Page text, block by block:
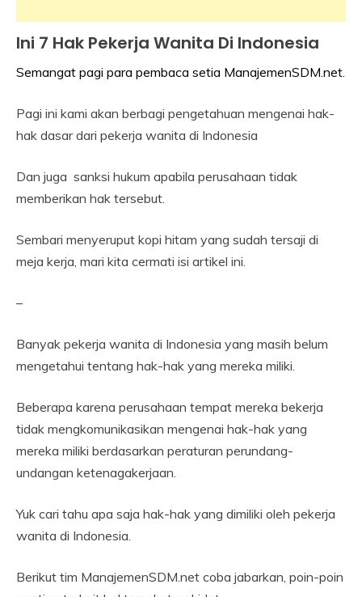
Industrial
Ini 7 Hak Pekerja Wanita Di Indonesia
2022
Semangat pagi para pembaca setia ManajemenSDM.net.
Pagi ini kami akan berbagi pengetahuan mengenai hak-
hak dasar dari pekerja wanita di Indonesia
Dan juga sanksi hukum apabila perusahaan tidak
memberikan hak tersebut.
Sembari menyeruput kopi hitam yang sudah tersaji di
meja kerja, mari kita cermati isi artikel ini.
–
Banyak pekerja wanita di Indonesia yang masih belum
mengetahui tentang hak-hak yang mereka miliki.
Beberapa karena perusahaan tempat mereka bekerja
tidak mengkomunikasikan mengenai hak-hak yang
mereka miliki berdasarkan peraturan perundang-
undangan ketenagakerjaan.
Yuk cari tahu apa saja hak-hak yang dimiliki oleh pekerja
wanita di Indonesia.
Berikut tim ManajemenSDM.net coba jabarkan, poin-poin